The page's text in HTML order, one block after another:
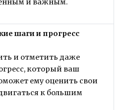
и важным.
шаги и прогресс
и отметить даже
который ваш
ему оценить свои
к большим